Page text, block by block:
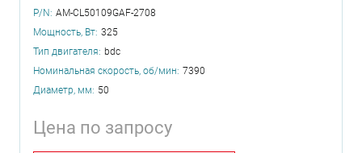
P/N: AM-CL50109GAF-2708
Мощность, Вт: 325
Тип двигателя: bdc
Номинальная скорость, об/мин: 7390
Диаметр, мм: 50
Цена по запросу